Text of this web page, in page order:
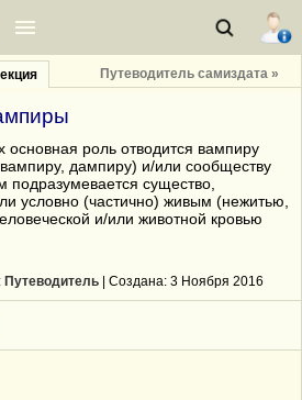
Путеводитель самиздата »
основная роль отводится вампиру
дампиру) и/или сообществу
существо,
условно (частично) живым (нежитью,
и/или животной кровью
Путеводитель | Cоздана: 3 Ноября 2016